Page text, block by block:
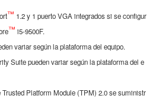
™ 1.2 y 1 puerto VGA integrados si se configur
™ i5-9500F.
variar según la plataforma del equipo.
Suite pueden variar según la plataforma del e
Trusted Platform Module (TPM) 2.0 se suministr